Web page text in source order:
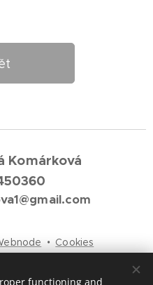
Komárková
Cookies
functioning and